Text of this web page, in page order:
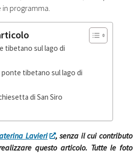
programma.
tibetano sul lago di
ponte tibetano sul lago di
di San Siro
Lavieri
, senza il cui contributo
questo articolo. Tutte le foto